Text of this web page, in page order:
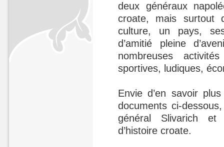
deux généraux
croate, mais surtout
culture, un pays,
d’amitié pleine
nombreuses
sportives, ludiques,
Envie d’en savoir
documents ci-
général Slivarich et
d’histoire croate.